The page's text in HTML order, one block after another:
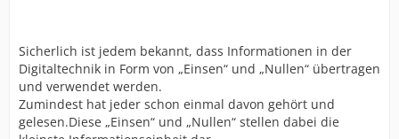
Sicherlich ist jedem bekannt, dass Informationen in der
Digitaltechnik in Form von „Einsen“ und „Nullen“ übertragen
und verwendet werden.
Zumindest hat jeder schon einmal davon gehört und
gelesen.Diese „Einsen“ und „Nullen“ stellen dabei die